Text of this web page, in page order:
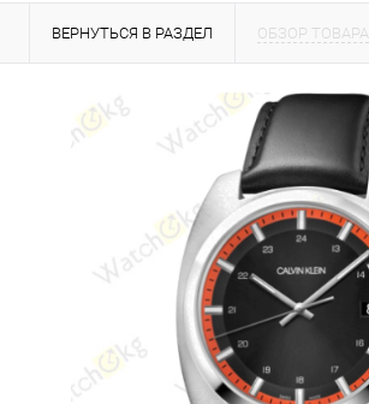
ВЕРНУТЬСЯ В РАЗДЕЛ ОБЗОР ТОВАРА